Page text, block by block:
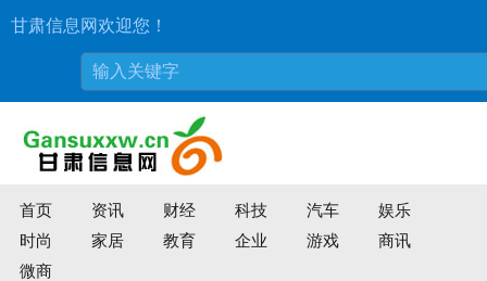
甘肃信息网欢迎您！
首页 资讯 财经 科技 汽车
娱乐
时尚
家居 教育 企业 游戏
商讯
微商